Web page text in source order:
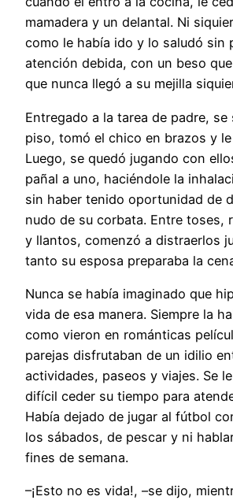
mamadera y un delantal. Ni
como le había ido y lo saludó sin
atención debida, con un beso
que nunca llegó a su mejilla
Entregado a la tarea de padre, se
piso, tomó el chico en brazos y
Luego, se quedó jugando con
pañal a uno, haciéndole la
sin haber tenido oportunidad de
nudo de su corbata. Entre toses,
y llantos, comenzó a distraerlos
tanto su esposa preparaba la
Nunca se había imaginado que
vida de esa manera. Siempre la
como vieron en románticas
parejas disfrutaban de un idilio
actividades, paseos y viajes. Se
difícil ceder su tiempo para
Había dejado de jugar al fútbol
los sábados, de pescar y ni
fines de semana.
–¡Esto no es vida!, –se dijo,